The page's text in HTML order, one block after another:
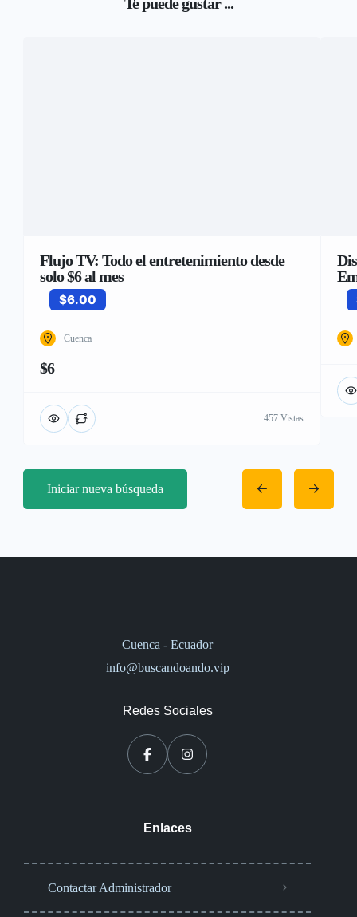
Flujo TV: Todo el entretenimiento desde
solo $6 al mes
$6.00
Cuenca
$6
457 Vistas
Iniciar nueva búsqueda
Cuenca - Ecuador
info@buscandoando.vip
Redes Sociales
Enlaces
Contactar Administrador